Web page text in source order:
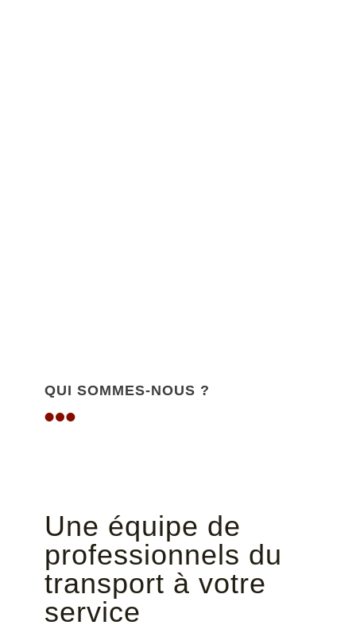
QUI SOMMES-NOUS ?
Une équipe de
professionnels du
transport à votre
service